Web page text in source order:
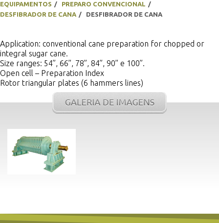
EQUIPAMENTOS
PREPARO CONVENCIONAL
DESFIBRADOR DE CANA
DESFIBRADOR DE CANA
Application: conventional cane preparation for chopped or
integral sugar cane.
Size ranges: 54”, 66”, 78”, 84”, 90” e 100”.
Open cell – Preparation Index
Rotor triangular plates (6 hammers lines)